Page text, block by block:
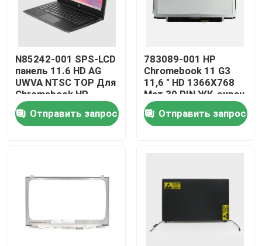
О нас
Путешествие фабрики
Проверка качества
Свяжитесь мы
N85242-001 SPS-LCD
панель 11.6 HD AG
UWVA NTSC TOP Для
Chromebook HP
Fortis 11 G10
Отправить запрос
783089-001 HP
Chromebook 11 G3
11,6 " HD 1366X768
Мат 30 PIN ЖК-экран
Отправить запрос